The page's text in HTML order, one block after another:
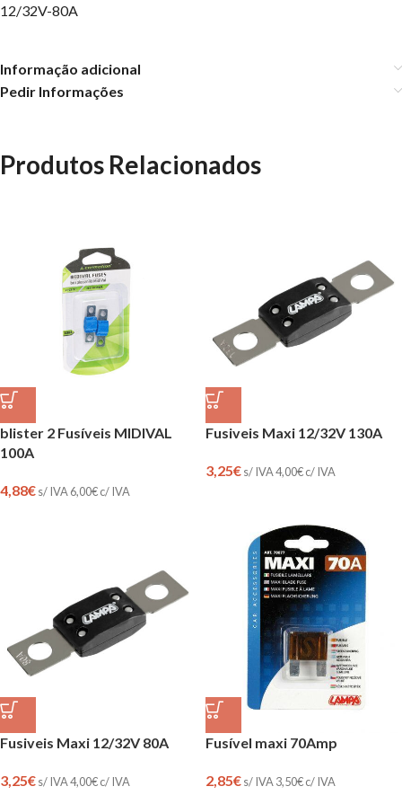
12/32V-80A
Informação adicional
Pedir Informações
Produtos Relacionados
blister 2 Fusíveis MIDIVAL
100A
4,88€s/ IVA 6,00€c/ IVA
Fusiveis Maxi 12/32V 130A
3,25€s/ IVA4,00€c/ IVA
Fusiveis Maxi 12/32V 80A
3,25€s/ IVA4,00€c/ IVA
Fusível maxi 70Amp
2,85€s/ IVA 3,50€c/ IVA